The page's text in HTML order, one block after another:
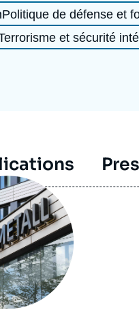
Politique de défense et
et sécurité